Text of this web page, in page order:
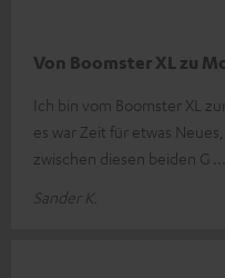
Von Boomster XL zu
Ich bin vom Boomster XL
es war Zeit für etwas
zwischen diesen beiden G
Sander K.